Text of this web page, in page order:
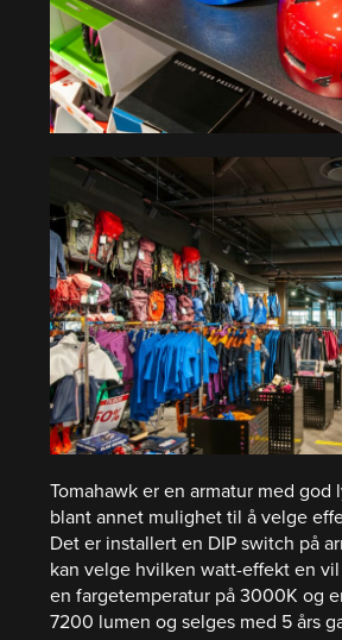
Tomahawk er en armatur med god
blant annet mulighet til å velge
Det er installert en DIP switch på
kan velge hvilken watt-effekt en vil
en fargetemperatur på 3000K og
7200 lumen og selges med 5 års